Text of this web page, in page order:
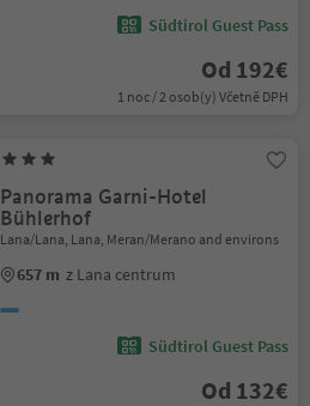
Südtirol Guest Pass
Od 192€
1 noc / 2 osob(y) Včetně DPH
Panorama Garni-Hotel
Bühlerhof
Lana/Lana, Lana, Meran/Merano and environs
657 m z Lana centrum
Südtirol Guest Pass
Od 132€